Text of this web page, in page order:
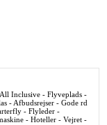
Inclusive - Flyveplads -
- Afbudsrejser - Gode rd
- Flyleder -
- Hoteller - Vejret -